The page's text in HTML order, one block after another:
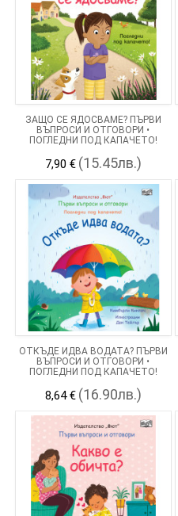
ЗАЩО СЕ ЯДОСВАМЕ? ПЪРВИ
ВЪПРОСИ И ОТГОВОРИ •
ПОГЛЕДНИ ПОД КАПАЧЕТО!
7,90 € (15.45лв.)
ОТКЪДЕ ИДВА ВОДАТА? ПЪРВИ
ВЪПРОСИ И ОТГОВОРИ •
ПОГЛЕДНИ ПОД КАПАЧЕТО!
8,64 € (16.90лв.)